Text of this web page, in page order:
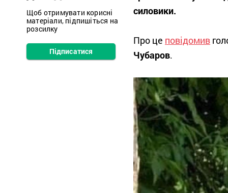
Щоб отримувати корисні
матеріали, підпишіться на
розсилку
Підписатися
силовики.
Про це повідомив
Чубаров.